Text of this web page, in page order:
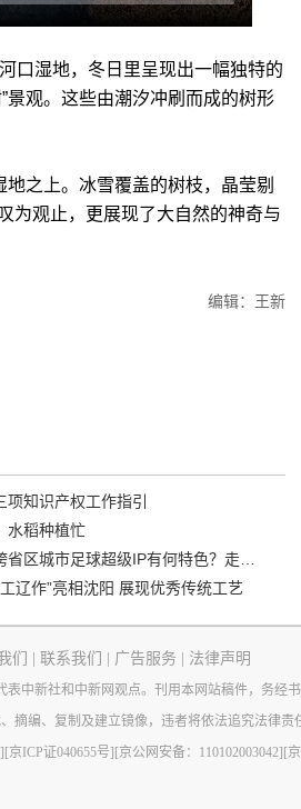
湿地，冬日里呈现出一幅独特的
景观。这些由潮汐冲刷而成的树形
之上。冰雪覆盖的树枝，晶莹剔
为观止，更展现了大自然的神奇与
编辑：王新
项知识产权工作指引
水稻种植忙
全国首个跨省区城市足球超级IP有何特色？走进沈阳现场去看看
辽作”亮相沈阳 展现优秀传统工艺
们 联系我们 广告服务 法律声明
中新社和中新网观点。刊用本网站稿件，务经书
摘编、复制及建立镜像，违者将依法追究法律责
[京ICP证040655号] [京公网安备：110102003042] [